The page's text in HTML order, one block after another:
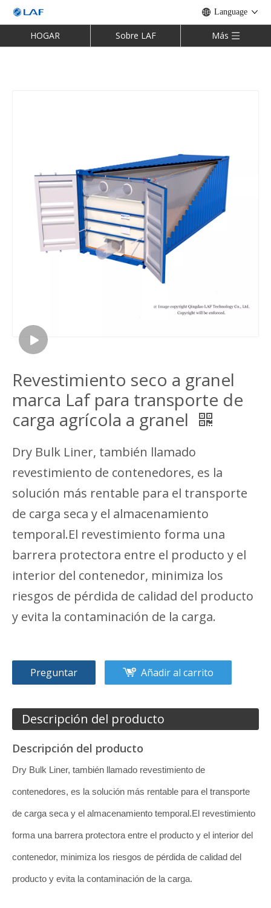
Language
HOGAR Sobre LAF Más
Revestimiento seco a granel
marca Laf para transporte de
carga agrícola a granel
Dry Bulk Liner, también llamado
revestimiento de contenedores, es la
solución más rentable para el transporte
de carga seca y el almacenamiento
temporal.El revestimiento forma una
barrera protectora entre el producto y el
interior del contenedor, minimiza los
riesgos de pérdida de calidad del producto
y evita la contaminación de la carga.
Preguntar Añadir al carrito
Descripción del producto
Descripción del producto
Dry Bulk Liner, también llamado revestimiento de
contenedores, es la solución más rentable para el transporte
de carga seca y el almacenamiento temporal.El revestimiento
forma una barrera protectora entre el producto y el interior del
contenedor, minimiza los riesgos de pérdida de calidad del
producto y evita la contaminación de la carga.